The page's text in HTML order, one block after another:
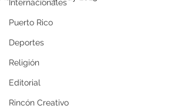
Internacionales
Puerto Rico
Deportes
Religión
Editorial
Rincón Creativo